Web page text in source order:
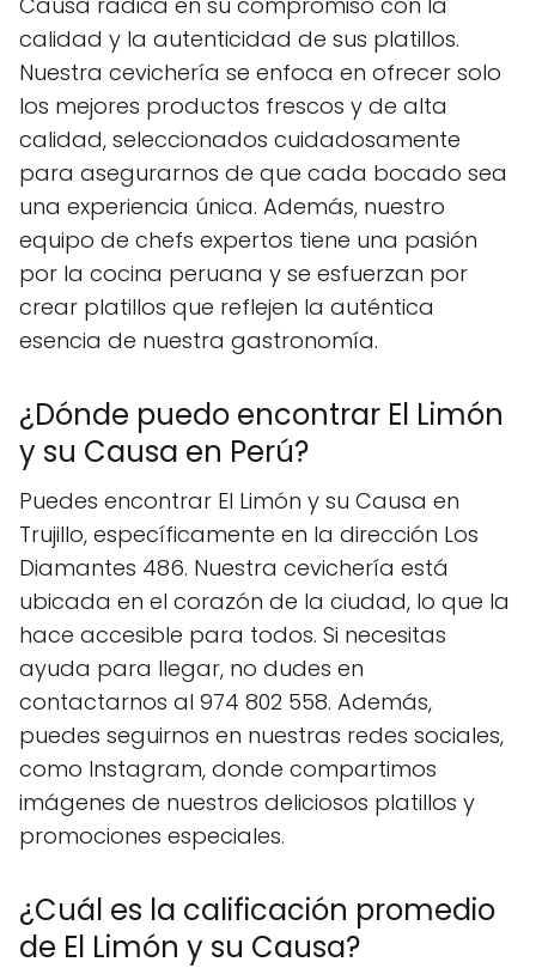
calidad y la autenticidad de sus platillos.
Nuestra cevichería se enfoca en ofrecer solo
los mejores productos frescos y de alta
calidad, seleccionados cuidadosamente
para asegurarnos de que cada bocado sea
una experiencia única. Además, nuestro
equipo de chefs expertos tiene una pasión
por la cocina peruana y se esfuerzan por
crear platillos que reflejen la auténtica
esencia de nuestra gastronomía.
¿Dónde puedo encontrar El Limón
y su Causa en Perú?
Puedes encontrar El Limón y su Causa en
Trujillo, específicamente en la dirección Los
Diamantes 486. Nuestra cevichería está
ubicada en el corazón de la ciudad, lo que la
hace accesible para todos. Si necesitas
ayuda para llegar, no dudes en
contactarnos al 974 802 558. Además,
puedes seguirnos en nuestras redes sociales,
como Instagram, donde compartimos
imágenes de nuestros deliciosos platillos y
promociones especiales.
¿Cuál es la calificación promedio
de El Limón y su Causa?